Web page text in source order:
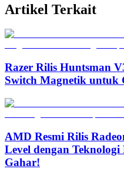
Artikel Terkait
Razer Rilis Huntsman
Switch Magnetik untuk
AMD Resmi Rilis
Level dengan
Gahar!